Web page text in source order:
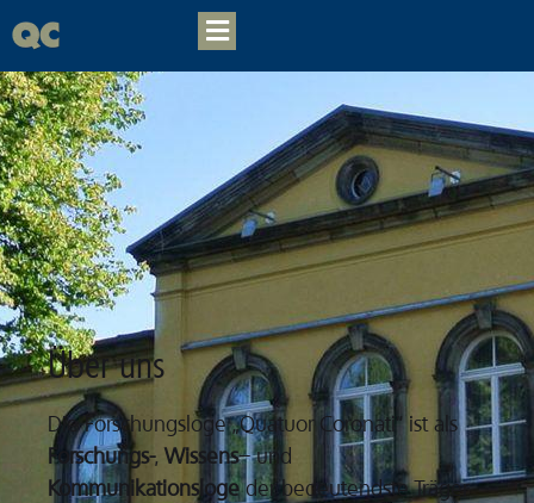
Quatuor Coronati
Publikationen
Forschung
Veranstaltung
Arbeitszirkel
Login
Über uns
Die Forschungsloge „Quatuor Coronati“ ist als
Forschungs-, Wissens– und
Kommunikationslogeder bedeutendste Träger